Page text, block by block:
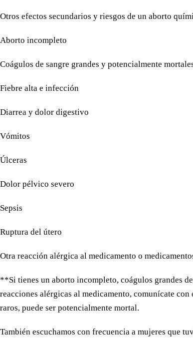
Otros efectos secundarios y riesgos de un aborto
Aborto incompleto
Coágulos de sangre grandes y potencialmente
Fiebre alta e infección
Diarrea y dolor digestivo
Vómitos
Úlceras
Dolor pélvico severo
Sepsis
Ruptura del útero
Otra reacción alérgica al medicamento o
**Si tienes un aborto incompleto, coágulos grandes
reacciones alérgicas al medicamento, comunícate
raros, puede ser potencialmente mortal.
También escuchamos con frecuencia a mujeres que